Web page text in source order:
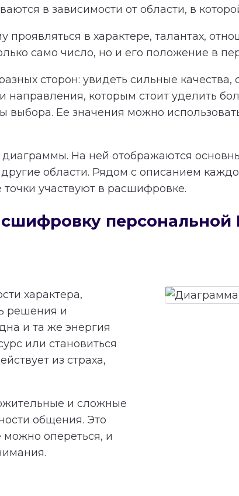
в зависимости от области, в
в характере, талантах,
само число, но и его положение в
сторон: увидеть сильные
которым стоит уделить
выбора. Ее значения можно
диаграммы. На ней отображаются
области. Рядом с описанием
участвуют в расшифровке.
характера,
решения и
и та же энергия
или становиться
из страха,
и сложные
общения. Это
можно опереться, и